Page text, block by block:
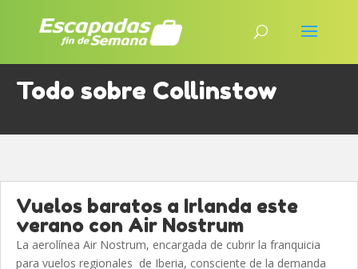
Todo sobre Collinstow
Vuelos baratos a Irlanda este
verano con Air Nostrum
La aerolínea Air Nostrum, encargada de cubrir la franquicia
para vuelos regionales de Iberia, consciente de la demanda